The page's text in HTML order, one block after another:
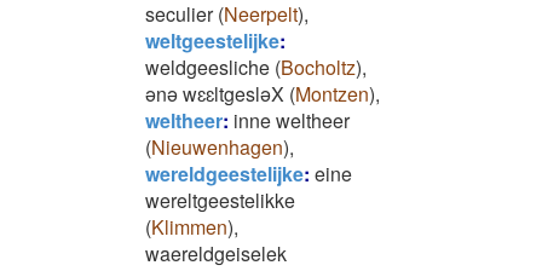
seculier(Neerpelt),
weltgeestelijke:
weldgeesliche (Bocholtz),
ənə wɛɛltgesləX (Montzen),
weltheer: inne weltheer
(Nieuwenhagen),
wereldgeestelijke: eine
wereltgeestelikke
(Klimmen),
waereldgeiselek